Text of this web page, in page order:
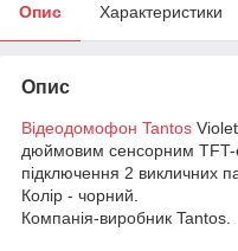
Опис Характеристики
Опис
Відеодомофон Tantos
дюймовим сенсорним
підключення 2 викличних
Колір - чорний.
Компанія-виробник Tantos.